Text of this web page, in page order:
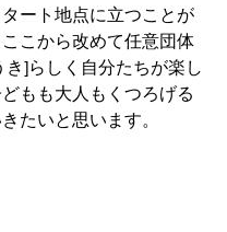
ート地点に立つことが
こから改めて任意団体
き]らしく自分たちが楽し
もも大人もくつろげる
たいと思います。